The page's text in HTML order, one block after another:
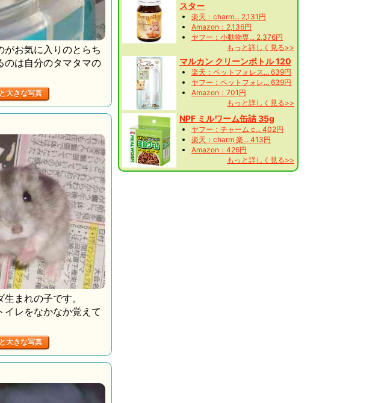
がお気に入りのとらち
のは自分のタマタマの
大きな写真
まれの子です。
レをなかなか覚えて
大きな写真
スター
楽天：charm... 2,131円
Amazon：2,136円
ヤフー：小動物専... 2,376円
もっと詳しく見る>>
マルカン クリーンボトル 120
楽天：ペットフォレス... 639円
ヤフー：ペットフォレ... 639円
Amazon：701円
もっと詳しく見る>>
NPF ミルワーム缶詰 35g
ヤフー：チャーム c... 402円
楽天：charm 楽... 413円
Amazon：426円
もっと詳しく見る>>